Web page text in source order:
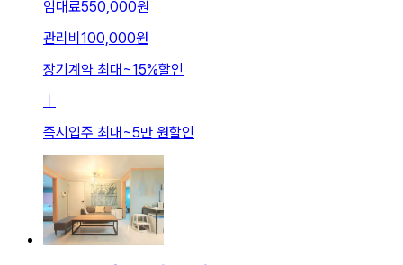
임대료550,000원
관리비 100,000원
장기계약 최대 ~15%할인
즉시입주 최대 ~5만 원할인